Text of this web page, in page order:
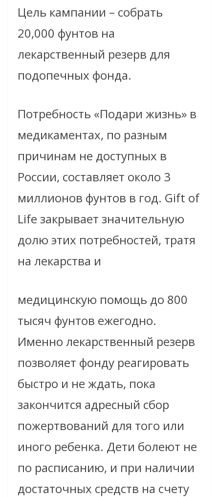
Цель кампании – собрать
20,000 фунтов на
лекарственный резерв для
подопечных фонда.
Потребность «Подари жизнь» в
медикаментах, по разным
причинам не доступных в
России, составляет около 3
миллионов фунтов в год. Gift of
Life закрывает значительную
долю этих потребностей, тратя
на лекарства и
медицинскую помощь до 800
тысяч фунтов ежегодно.
Именно лекарственный резерв
позволяет фонду реагировать
быстро и не ждать, пока
закончится адресный сбор
пожертвований для того или
иного ребенка. Дети болеют не
по расписанию, и при наличии
достаточных средств на счету